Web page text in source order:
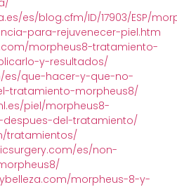
es/blog.cfm/ID/17903/ESP/
para-rejuvenecer-piel.htm
morpheus8-tratamiento-
y-resultados/
es/que-hacer-y-que-no-
tratamiento-morpheus8/
piel/morpheus8-
del-tratamiento/
tratamientos/
es/non-
morpheus-8-y-